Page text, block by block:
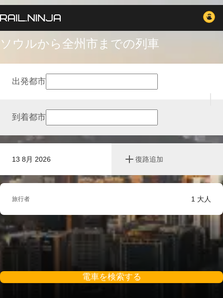
ソウルから全州市までの列車
13 8月 2026 復路追加
出発都市
到着都市
旅行者 1 大人
電車を検索する